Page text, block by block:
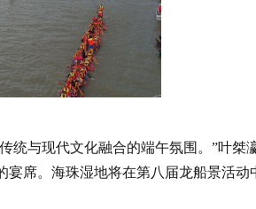
统与现代文化融合的端午氛围。”叶桀
席。海珠湿地将在第八届龙船景活动